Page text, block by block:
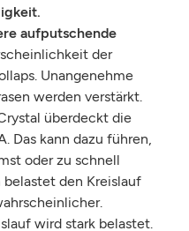
aufputschende
der
Unangenehme
werden verstärkt.
überdeckt die
Das kann dazu führen,
oder zu schnell
den Kreislauf
wird stark belastet.